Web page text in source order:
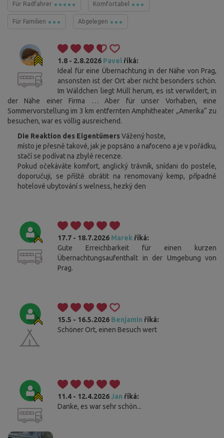
Für Radfahrer Komfortabel
Für Familien Abgelegen
1.8 - 2.8.2026 Pavel říká:
Ideal für eine Übernachtung in der Nähe von Prag,
ansonsten ist der Ort aber nicht besonders schön.
Im Wäldchen liegt Müll herum, es ist verwildert, in
der Nähe einer Firma … Aber für unser Vorhaben, eine
Sommervorstellung im 3 km entfernten Amphitheater „Amerika“ zu
besuchen, war es völlig ausreichend.
Die Reaktion des EigentümersVážený hoste,
místo je přesně takové, jak je popsáno a nafoceno a je v pořádku,
stačí se podívat na zbylé recenze.
Pokud očekáváte komfort, anglický trávník, snídani do postele,
doporučuji, se příště obrátit na renomovaný kemp, případně
hotelové ubytování s welness, hezký den
17.7 - 18.7.2026 Marek říká:
Gute Erreichbarkeit für einen kurzen
Übernachtungsaufenthalt in der Umgebung von
Prag.
15.5 - 16.5.2026 Benjamin říká:
Schöner Ort, einen Besuch wert
11.4 - 12.4.2026Jan říká:
Danke, es war sehr schön...